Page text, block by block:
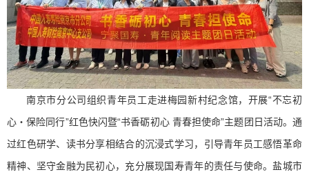
南京市分公司组织青年员工走进梅园新村纪念馆，开展“不忘初
心・保险同行”红色快闪暨“书香砺初心 青春担使命”主题团日活动。通
过红色研学、读书分享相结合的沉浸式学习，引导青年员工感悟革命
精神、坚守金融为民初心，充分展现国寿青年的责任与使命。盐城市